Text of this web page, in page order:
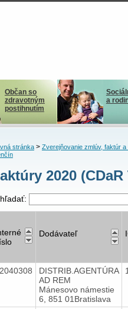
Občan so
zdravotným
postihnutím
a
stránka> Zverejňovanie zmlúv, faktúr a
2020
Dodávateľ
DISTRIB.AGENTÚRA
AD REM
Mánesovo námestie
6, 851 01Bratislava